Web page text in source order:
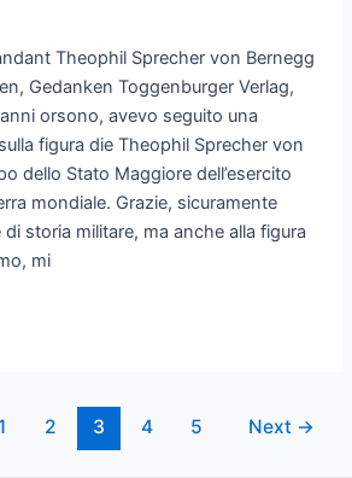
Theophil Sprecher von Bernegg
Gedanken Toggenburger Verlag,
orsono, avevo seguito una
figura die Theophil Sprecher von
dello Stato Maggiore dell’esercito
mondiale. Grazie, sicuramente
storia militare, ma anche alla figura
mi
2 3 4 5 Next →